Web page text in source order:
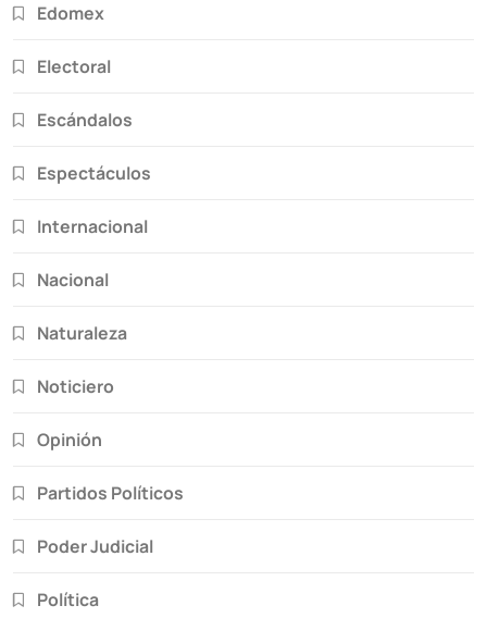
Edomex
Electoral
Escándalos
Espectáculos
Internacional
Nacional
Naturaleza
Noticiero
Opinión
Partidos Políticos
Poder Judicial
Política